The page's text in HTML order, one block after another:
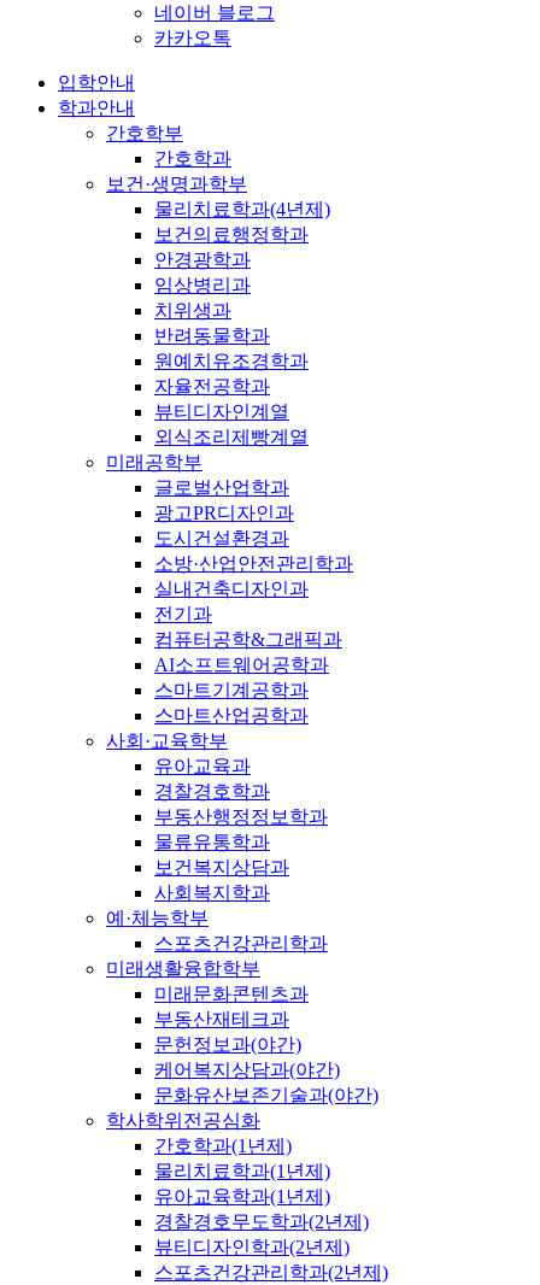
네이버 블로그
카카오톡
입학안내
학과안내
간호학부
간호학과
보건·생명과학부
물리치료학과(4년제)
보건의료행정학과
안경광학과
임상병리과
치위생과
반려동물학과
원예치유조경학과
자율전공학과
뷰티디자인계열
외식조리제빵계열
미래공학부
글로벌산업학과
광고PR디자인과
도시건설환경과
소방·산업안전관리학과
실내건축디자인과
전기과
컴퓨터공학&그래픽과
AI소프트웨어공학과
스마트기계공학과
스마트산업공학과
사회·교육학부
유아교육과
경찰경호학과
부동산행정정보학과
물류유통학과
보건복지상담과
사회복지학과
예·체능학부
스포츠건강관리학과
미래생활융합학부
미래문화콘텐츠과
부동산재테크과
문헌정보과(야간)
케어복지상담과(야간)
문화유산보존기술과(야간)
학사학위전공심화
간호학과(1년제)
물리치료학과(1년제)
유아교육학과(1년제)
경찰경호무도학과(2년제)
뷰티디자인학과(2년제)
스포츠건강관리학과(2년제)